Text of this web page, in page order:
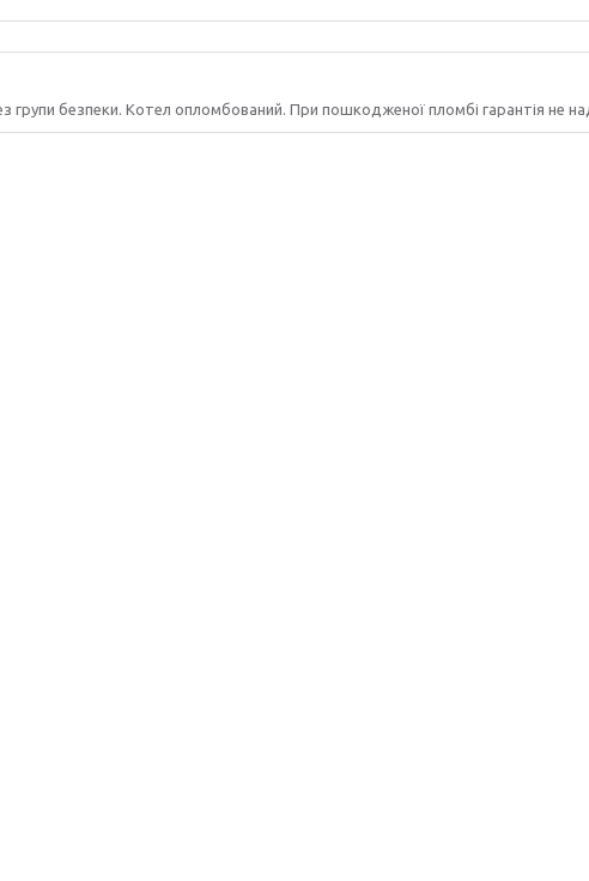
групи безпеки. Котел опломбований. При пошкодженої пломбі гарантія не